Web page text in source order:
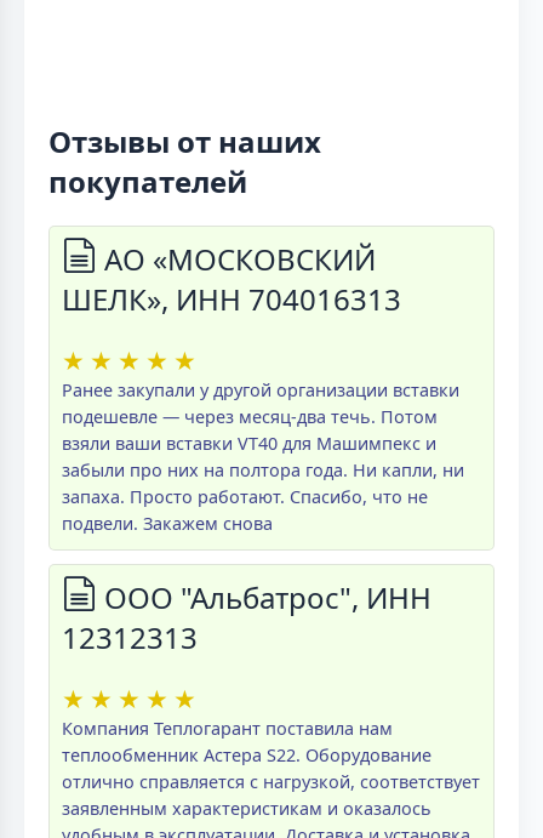
Отзывы от наших
покупателей
АО «МОСКОВСКИЙ
ШЕЛК», ИНН 704016313
★ ★ ★ ★ ★
Ранее закупали у другой организации вставки
подешевле — через месяц-два течь. Потом
взяли ваши вставки VT40 для Машимпекс и
забыли про них на полтора года. Ни капли, ни
запаха. Просто работают. Спасибо, что не
подвели. Закажем снова
ООО "Альбатрос", ИНН
12312313
★ ★ ★ ★ ★
Компания Теплогарант поставила нам
теплообменник Астера S22. Оборудование
отлично справляется с нагрузкой, соответствует
заявленным характеристикам и оказалось